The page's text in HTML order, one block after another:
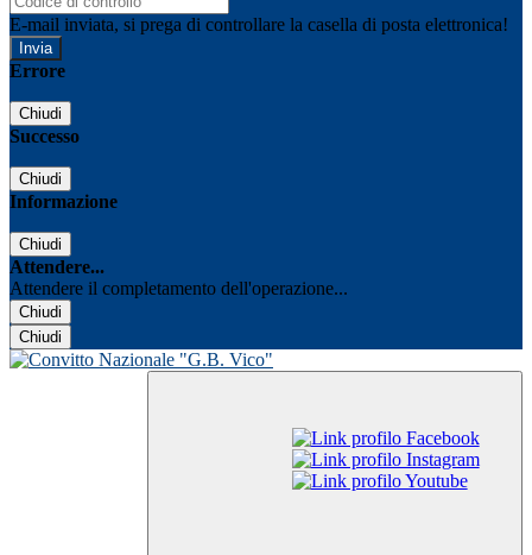
E-mail inviata, si prega di controllare la casella di posta elettronica!
Errore
Chiudi
Successo
Chiudi
Informazione
Chiudi
Attendere...
Attendere il completamento dell'operazione...
Chiudi
Chiudi